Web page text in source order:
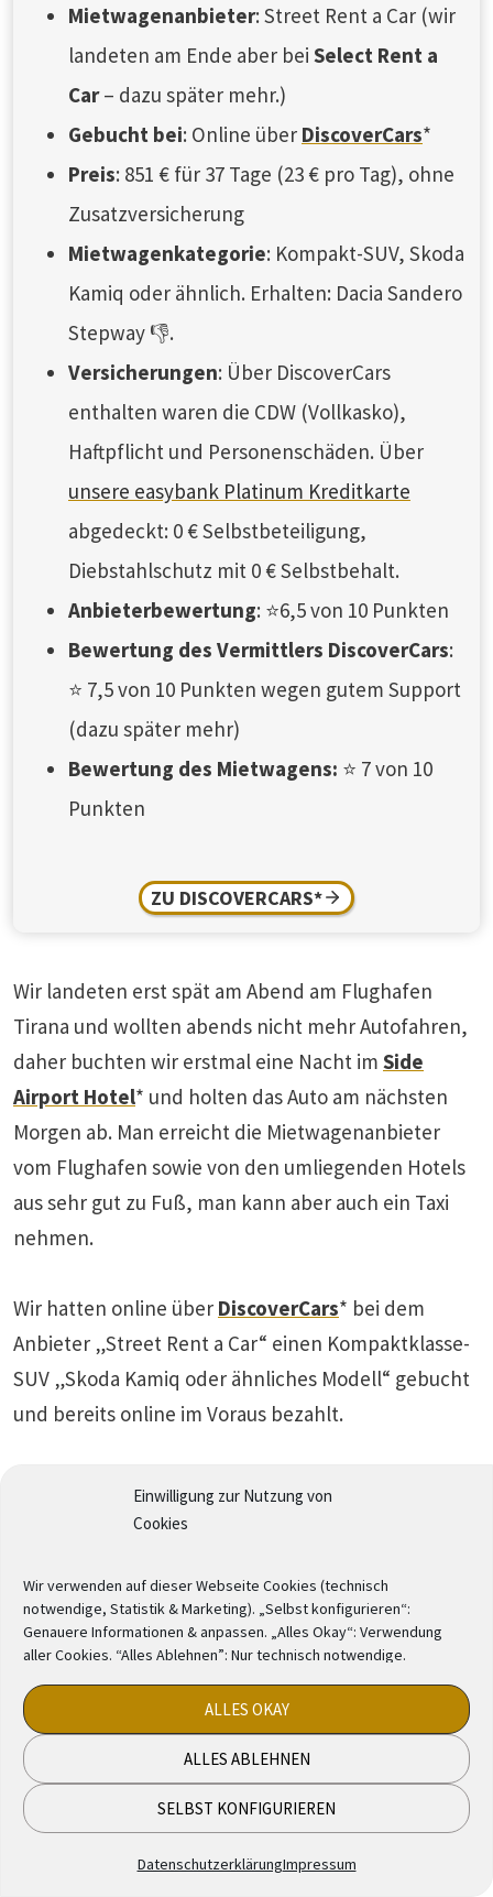
Einwilligung zur Nutzung von
Cookies
Wir verwenden auf dieser Webseite Cookies (technisch
notwendige, Statistik & Marketing). „Selbst konfigurieren“:
Genauere Informationen & anpassen. „Alles Okay“: Verwendung
aller Cookies. “Alles Ablehnen”: Nur technisch notwendige.
ALLES OKAY
ALLES ABLEHNEN
SELBST KONFIGURIEREN
DatenschutzerklärungImpressum
Mietwagenanbieter: Street Rent a Car (wir
landeten am Ende aber bei Select Rent a
Car– dazu später mehr.)
Gebucht bei: Online über DiscoverCars*
Preis: 851 € für 37 Tage (23 € pro Tag), ohne
Zusatzversicherung
Mietwagenkategorie: Kompakt-SUV, Skoda
Kamiq oder ähnlich. Erhalten: Dacia Sandero
Stepway 👎.
Versicherungen: Über DiscoverCars
enthalten waren die CDW (Vollkasko),
Haftpflicht und Personenschäden. Über
unsere easybank Platinum Kreditkarte
abgedeckt: 0 € Selbstbeteiligung,
Diebstahlschutz mit 0 € Selbstbehalt.
Anbieterbewertung: ⭐6,5 von 10 Punkten
Bewertung des Vermittlers DiscoverCars:
⭐ 7,5 von 10 Punkten wegen gutem Support
(dazu später mehr)
Bewertung des Mietwagens: ⭐ 7 von 10
Punkten
ZU DISCOVERCARS*
Wir landeten erst spät am Abend am Flughafen
Tirana und wollten abends nicht mehr Autofahren,
daher buchten wir erstmal eine Nacht im Side
Airport Hotel* und holten das Auto am nächsten
Morgen ab. Man erreicht die Mietwagenanbieter
vom Flughafen sowie von den umliegenden Hotels
aus sehr gut zu Fuß, man kann aber auch ein Taxi
nehmen.
Wir hatten online über DiscoverCars* bei dem
Anbieter „Street Rent a Car“ einen Kompaktklasse-
SUV „Skoda Kamiq oder ähnliches Modell“ gebucht
und bereits online im Voraus bezahlt.
Am nächsten Morgen: Das „Side Airport Hotel